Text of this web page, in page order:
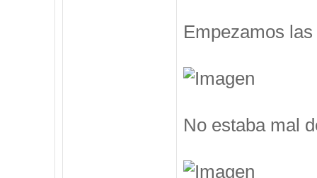
Empezamos
No estaba mal